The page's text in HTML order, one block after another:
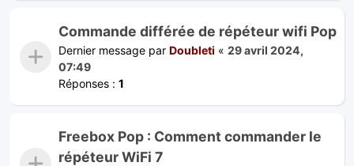
Commande différée de répéteur wifi Pop
Dernier message par Doubleti « 29 avril 2024,
07:49
Réponses : 1
Freebox Pop : Comment commander le
répéteur WiFi 7